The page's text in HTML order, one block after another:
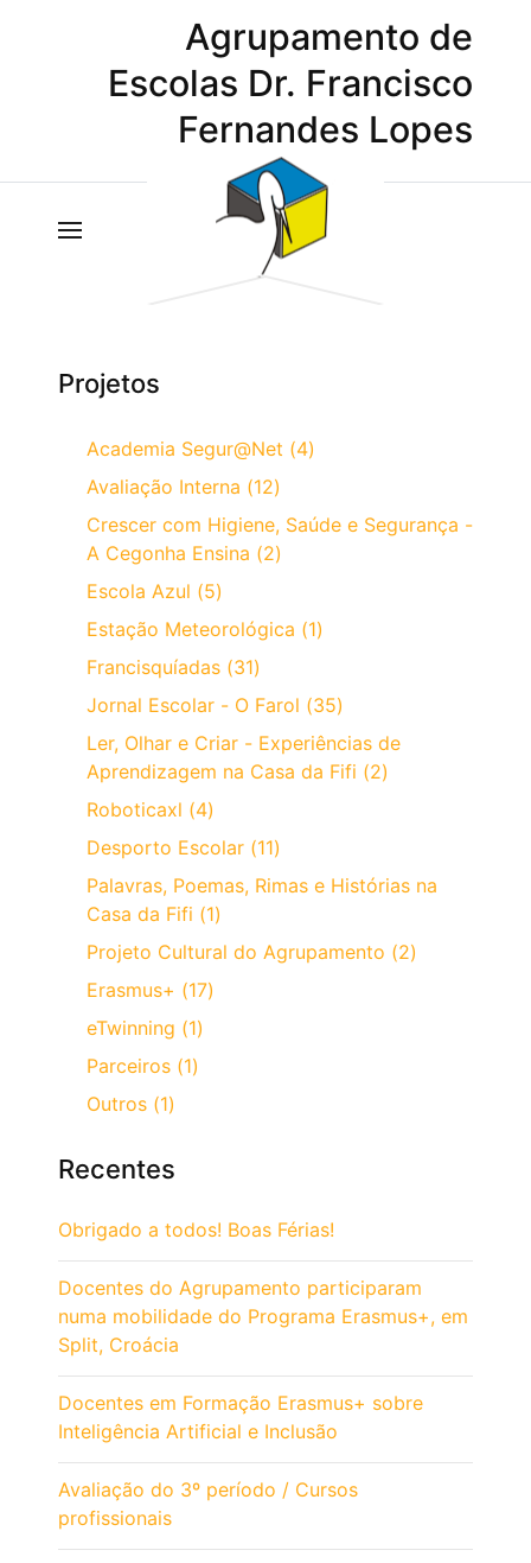
Agrupamento de
Escolas Dr. Francisco
Fernandes Lopes
Projetos
Academia Segur@Net (4)
Avaliação Interna (12)
Crescer com Higiene, Saúde e Segurança -
A Cegonha Ensina (2)
Escola Azul (5)
Estação Meteorológica (1)
Francisquíadas (31)
Jornal Escolar - O Farol (35)
Ler, Olhar e Criar - Experiências de
Aprendizagem na Casa da Fifi (2)
Roboticaxl (4)
Desporto Escolar (11)
Palavras, Poemas, Rimas e Histórias na
Casa da Fifi (1)
Projeto Cultural do Agrupamento (2)
Erasmus+ (17)
eTwinning (1)
Parceiros (1)
Outros (1)
Recentes
Obrigado a todos! Boas Férias!
Docentes do Agrupamento participaram
numa mobilidade do Programa Erasmus+, em
Split, Croácia
Docentes em Formação Erasmus+ sobre
Inteligência Artificial e Inclusão
Avaliação do 3º período / Cursos
profissionais